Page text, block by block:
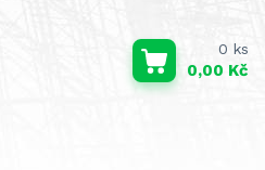
0 ks
0,00 Kč